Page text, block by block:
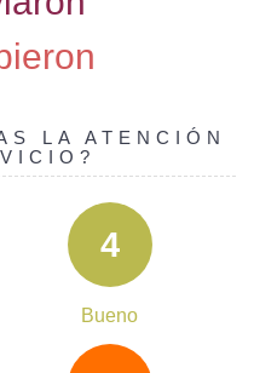
LA ATENCIÓN
4
Bueno